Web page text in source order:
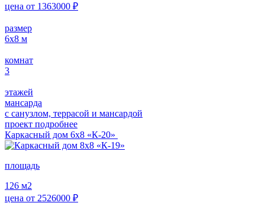
цена от 1363000 ₽
размер
6х8 м
комнат
3
этажей
мансарда
с санузлом, террасой и мансардой
проект подробнее
Каркасный дом 6х8 «К-20»
площадь
126 м2
цена от 2526000 ₽